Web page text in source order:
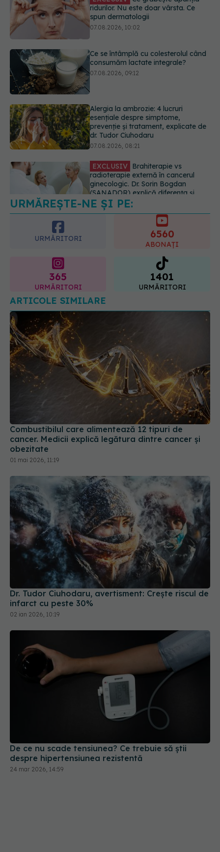
Ce se întâmplă cu colesterolul când
consumăm lactate integrale?
07.08.2026, 09:12
Alergia la ambrozie: 4 lucruri
esențiale despre simptome,
EXCLUSIV Brahiterapie vs
radioterapie externă în cancerul
ginecologic. Dr. Sorin Bogdan
(SANADOR) explică diferența și
06.08.2026, 22:49
Ashwagandha: 4 efecte adverse
potențial grave
07.08.2026, 11:03
URMĂREȘTE-NE ȘI PE:
6560
ABONAȚI
365
URMĂRITORI
1401
URMĂRITORI
ARTICOLE SIMILARE
Combustibilul care alimentează 12 tipuri de
cancer. Medicii explică legătura dintre cancer și
obezitate
01 mai 2026, 11:19
Dr. Tudor Ciuhodaru, avertisment: Crește riscul de
infarct cu peste 30%
02 ian 2026, 10:19
De ce nu scade tensiunea? Ce trebuie să știi
24 mar 2026, 14:59